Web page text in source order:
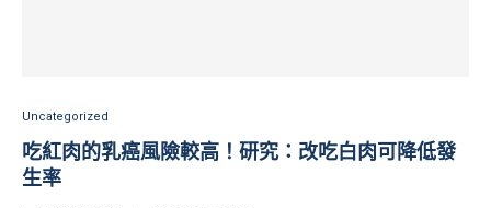
Uncategorized
吃紅肉的乳癌風險較高！研究：改吃白肉可降低發
生率